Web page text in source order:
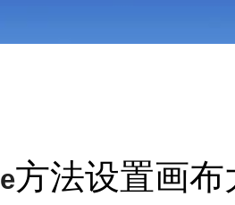
方法设置画